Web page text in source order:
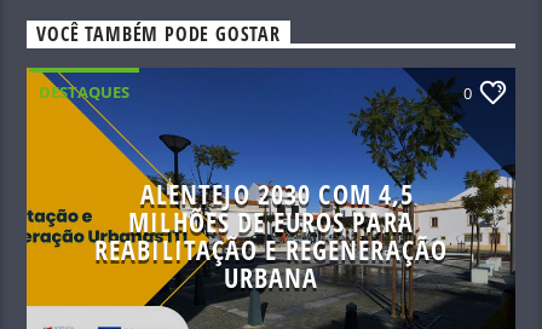
VOCÊ TAMBÉM PODE GOSTAR
DESTAQUES 0
ALENTEJO 2030 COM 4,5
MILHÕES DE EUROS PARA
REABILITAÇÃO E REGENERAÇÃO
URBANA